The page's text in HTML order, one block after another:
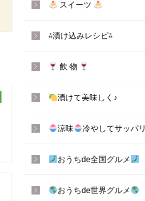
スイーツ
⁂漬け込みレシピ⁂
飲 物
漬けて美味しく♪
涼味 冷やしてサッパリ
おうちde全国グルメ
おうちde世界グルメ